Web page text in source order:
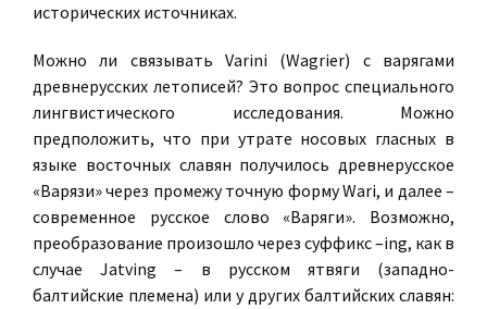
исторических источниках.
Можно ли связывать Varini (Wagrier) с варягами
древнерусских летописей? Это вопрос специального
лингвистического исследования. Можно
предположить, что при утрате носовых гласных в
языке восточных славян получилось древнерусское
«Варязи» через промежу точную форму Wari, и далее –
современное русское слово «Варяги». Возможно,
преобразование произошло через суффикс –ing, как в
случае Jatving – в русском ятвяги (западно-
балтийские племена) или у других балтийских славян: